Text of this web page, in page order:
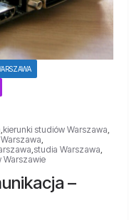
,kierunki studiów Warszawa,
,
,studia Warszawa,
Warszawie
–